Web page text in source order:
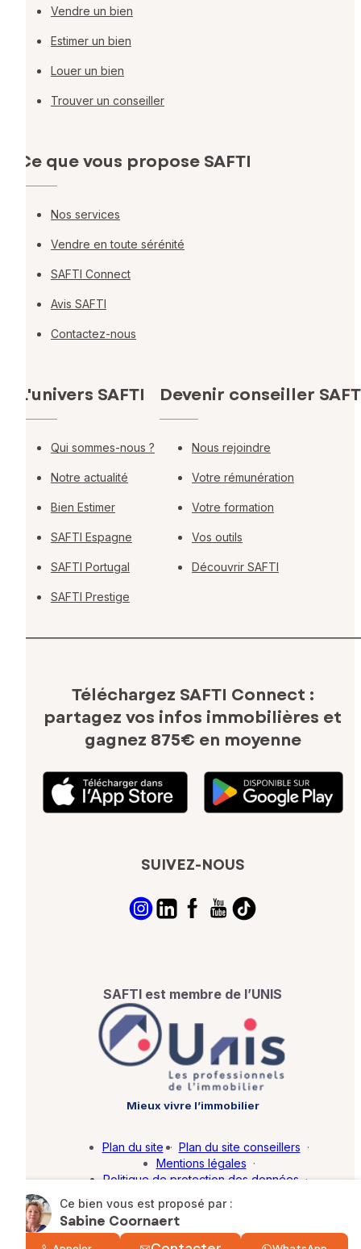
Ce bien vous est proposé par :
Sabine Coornaert
Vendre un bien
Estimer un bien
Louer un bien
Trouver un conseiller
Ce que vous propose SAFTI
Nos services
Vendre en toute sérénité
SAFTI Connect
Avis SAFTI
Contactez-nous
L'univers SAFTI
Qui sommes-nous ?
Notre actualité
Bien Estimer
SAFTI Espagne
SAFTI Portugal
SAFTI Prestige
Devenir conseiller
Nous rejoindre
Votre rémunération
Votre formation
Vos outils
Découvrir SAFTI
Téléchargez SAFTI Connect :
partagez vos infos immobilières et
gagnez 875€ en moyenne
SUIVEZ-NOUS
SAFTI est membre de l’UNIS
Mieux vivre l’immobilier
© SAFTI 2026. Tous droits réservés.
Plan du site · Plan du site conseillers ·
Mentions légales ·
Politique de protection des données ·